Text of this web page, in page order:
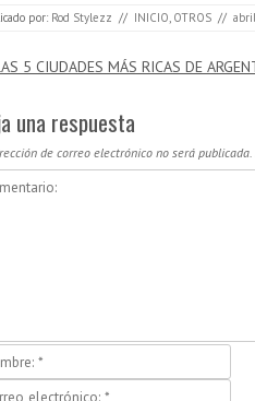
por: Rod Stylezz // INICIO OTROS //
de entradas
5 CIUDADES MÁS RICAS DE
una respuesta
de correo electrónico no será publicada.